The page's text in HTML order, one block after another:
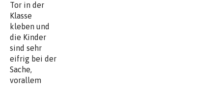
Tor in der
Klasse
kleben und
die Kinder
sind sehr
eifrig bei der
Sache,
vorallem